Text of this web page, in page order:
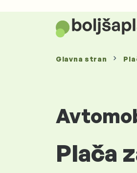
Glavna stran
Plača